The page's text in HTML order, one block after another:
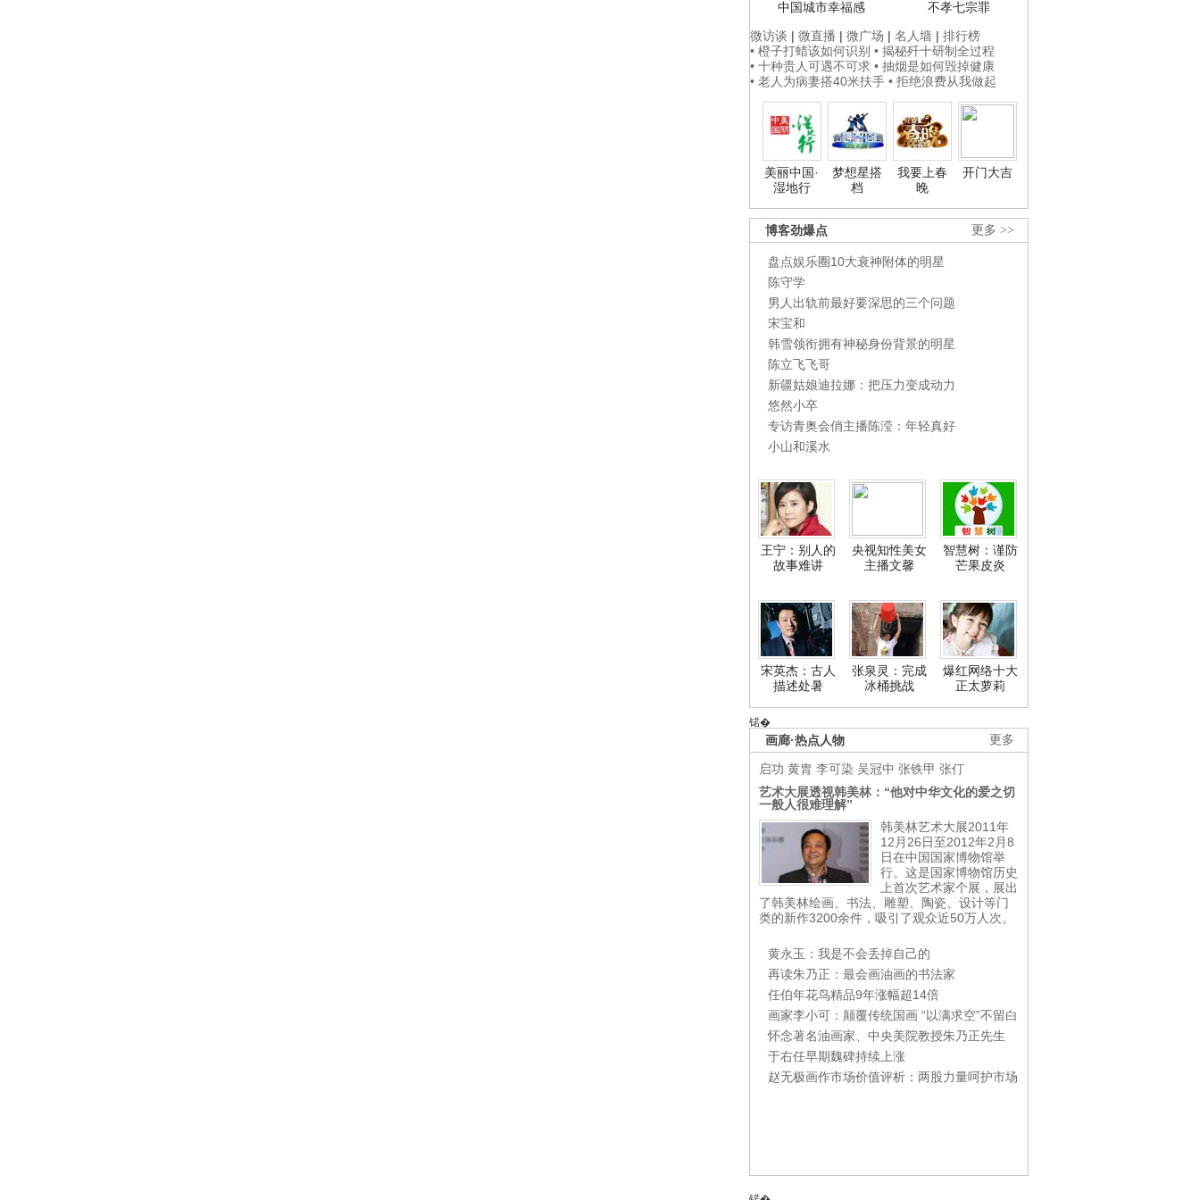
中国城市幸福感
不孝七宗罪
微访谈 | 微直播 | 微广场 | 名人墙 | 排行榜
• 橙子打蜡该如何识别 • 揭秘歼十研制全过程
• 十种贵人可遇不可求 • 抽烟是如何毁掉健康
• 老人为病妻搭40米扶手 • 拒绝浪费从我做起
美丽中国·
湿地行
梦想星搭
档
我要上春
晚
开门大吉
更多 >>
博客劲爆点
盘点娱乐圈10大衰神附体的明星
陈守学
男人出轨前最好要深思的三个问题
宋宝和
韩雪领衔拥有神秘身份背景的明星
陈立飞飞哥
新疆姑娘迪拉娜：把压力变成动力
悠然小卒
专访青奥会俏主播陈滢：年轻真好
小山和溪水
王宁：别人的
故事难讲
央视知性美女
主播文馨
智慧树：谨防
芒果皮炎
宋英杰：古人
描述处暑
张泉灵：完成
冰桶挑战
爆红网络十大
正太萝莉
锘�
更多
画廊·热点人物
启功 黄胄 李可染 吴冠中 张铁甲 张仃
艺术大展透视韩美林：“他对中华文化的爱之切
一般人很难理解”
韩美林艺术大展2011年
12月26日至2012年2月8
日在中国国家博物馆举
行。这是国家博物馆历史
上首次艺术家个展，展出
了韩美林绘画、书法、雕塑、陶瓷、设计等门
类的新作3200余件，吸引了观众近50万人次。
黄永玉：我是不会丢掉自己的
再读朱乃正：最会画油画的书法家
任伯年花鸟精品9年涨幅超14倍
画家李小可：颠覆传统国画 “以满求空”不留白
怀念著名油画家、中央美院教授朱乃正先生
于右任早期魏碑持续上涨
赵无极画作市场价值评析：两股力量呵护市场